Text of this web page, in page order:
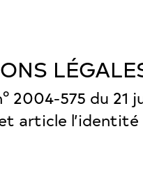
2004-575 du 21
article